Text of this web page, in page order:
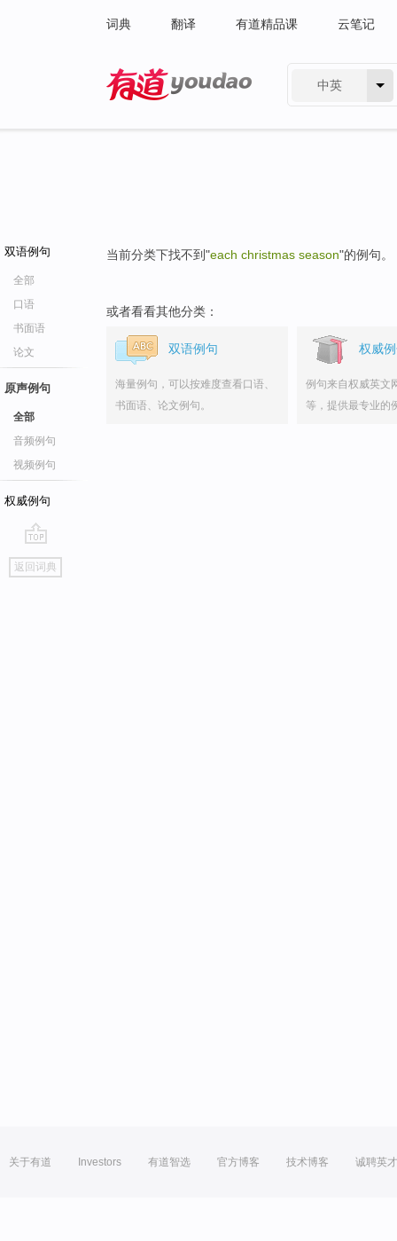
词典 翻译 有道精品课 云笔记
中英
双语例句
全部
口语
书面语
论文
原声例句
全部
音频例句
视频例句
权威例句
go
top
返回词典
当前分类下找不到"each christmas season"的例句。
或者看看其他分类：
双语例句
海量例句，可以按难度查看口语、
书面语、论文例句。
权威
例句来自权威英文
等，提供最专业的
关于有道 Investors 有道智选 官方博客 技术博客 诚聘英才